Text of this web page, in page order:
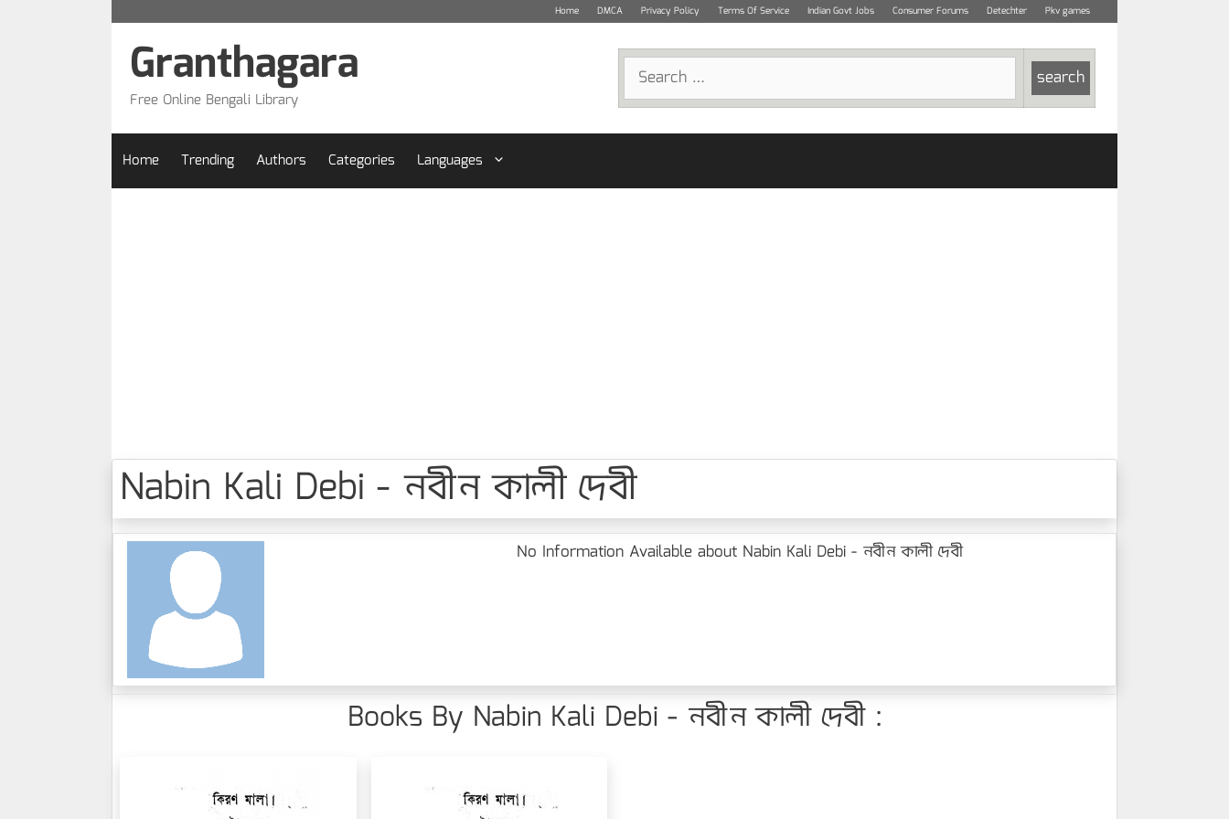
Home DMCA Privacy Policy Terms Of Service Indian Govt Jobs Consumer Forums Detechter Pkv games
Search
for:
Granthagara
Free Online Bengali Library
Home Trending Authors Categories Languages
Nabin Kali Debi - নবীন কালী দেবী
No Information Available about Nabin Kali Debi - নবীন কালী দেবী
Books By Nabin Kali Debi - নবীন কালী দেবী :